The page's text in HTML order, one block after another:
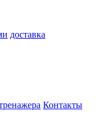
доставка
Контакты